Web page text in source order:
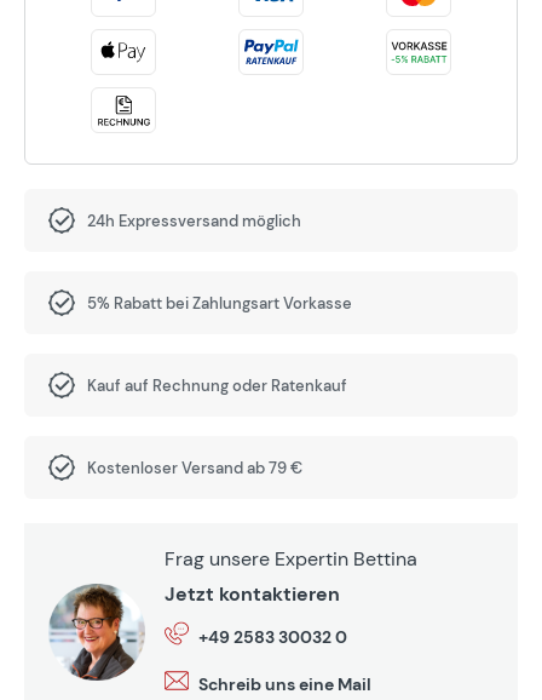
24h Expressversand möglich
5% Rabatt bei Zahlungsart Vorkasse
Kauf auf Rechnung oder Ratenkauf
Kostenloser Versand ab 79 €
Frag unsere Expertin Bettina
Jetzt kontaktieren
+49 2583 30032 0
Schreib uns eine Mail